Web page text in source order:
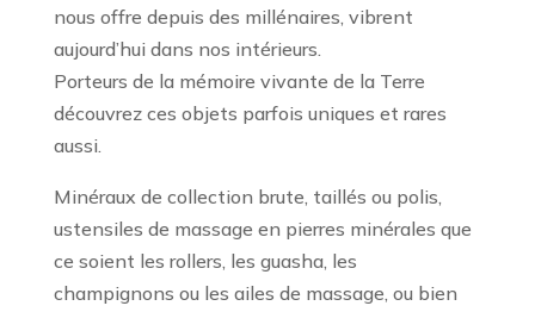
nous offre depuis des millénaires, vibrent
aujourd’hui dans nos intérieurs.
Porteurs de la mémoire vivante de la Terre
découvrez ces objets parfois uniques et rares
aussi.
Minéraux de collection brute, taillés ou polis,
ustensiles de massage en pierres minérales que
ce soient les rollers, les guasha, les
champignons ou les ailes de massage, ou bien